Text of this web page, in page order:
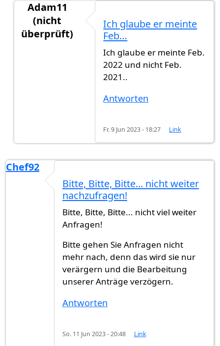
Adam11
(nicht
überprüft)
Von Februar 2021 und bis… von
Ich glaube er meinte
Feb…
Ich glaube er meinte Feb.
2022 und nicht Feb.
2021..
Antworten
Fr. 9 Jun 2023 - 18:27 Link
Chef92
Bitte, Bitte, Bitte... nicht weiter
nachzufragen!
Bitte, Bitte, Bitte... nicht viel weiter
Anfragen!
Bitte gehen Sie Anfragen nicht
mehr nach, denn das wird sie nur
verärgern und die Bearbeitung
unserer Anträge verzögern.
Antworten
So. 11 Jun 2023 - 20:48 Link